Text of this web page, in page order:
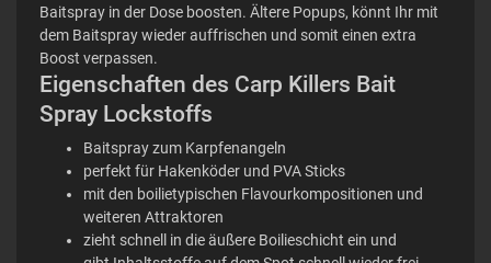
Baitspray in der Dose boosten. Ältere Popups, könnt Ihr mit
dem Baitspray wieder auffrischen und somit einen extra
Boost verpassen.
Eigenschaften des Carp Killers Bait
Spray Lockstoffs
Baitspray zum Karpfenangeln
perfekt für Hakenköder und PVA Sticks
mit den boilietypischen Flavourkompositionen und
weiteren Attraktoren
zieht schnell in die äußere Boilieschicht ein und